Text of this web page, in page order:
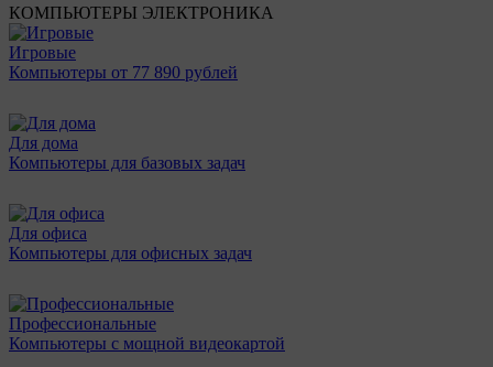
КОМПЬЮТЕРЫ ЭЛЕКТРОНИКА
Игровые
Компьютеры от 77 890 рублей
Для дома
Компьютеры для базовых задач
Для офиса
Компьютеры для офисных задач
Профессиональные
Компьютеры с мощной видеокартой